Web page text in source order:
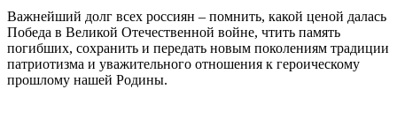
Важнейший долг всех россиян – помнить, какой ценой далась
Победа в Великой Отечественной войне, чтить память
погибших, сохранить и передать новым поколениям традиции
патриотизма и уважительного отношения к героическому
прошлому нашей Родины.